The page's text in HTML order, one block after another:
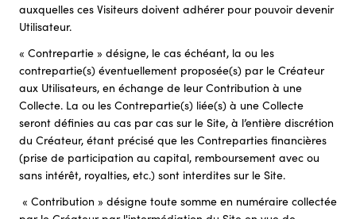
auxquelles ces Visiteurs doivent adhérer pour pouvoir devenir
Utilisateur.
« Contrepartie » désigne, le cas échéant, la ou les
contrepartie(s) éventuellement proposée(s) par le Créateur
aux Utilisateurs, en échange de leur Contribution à une
Collecte. La ou les Contrepartie(s) liée(s) à une Collecte
seront définies au cas par cas sur le Site, à l’entière discrétion
du Créateur, étant précisé que les Contreparties financières
(prise de participation au capital, remboursement avec ou
sans intérêt, royalties, etc.) sont interdites sur le Site.
« Contribution » désigne toute somme en numéraire collectée